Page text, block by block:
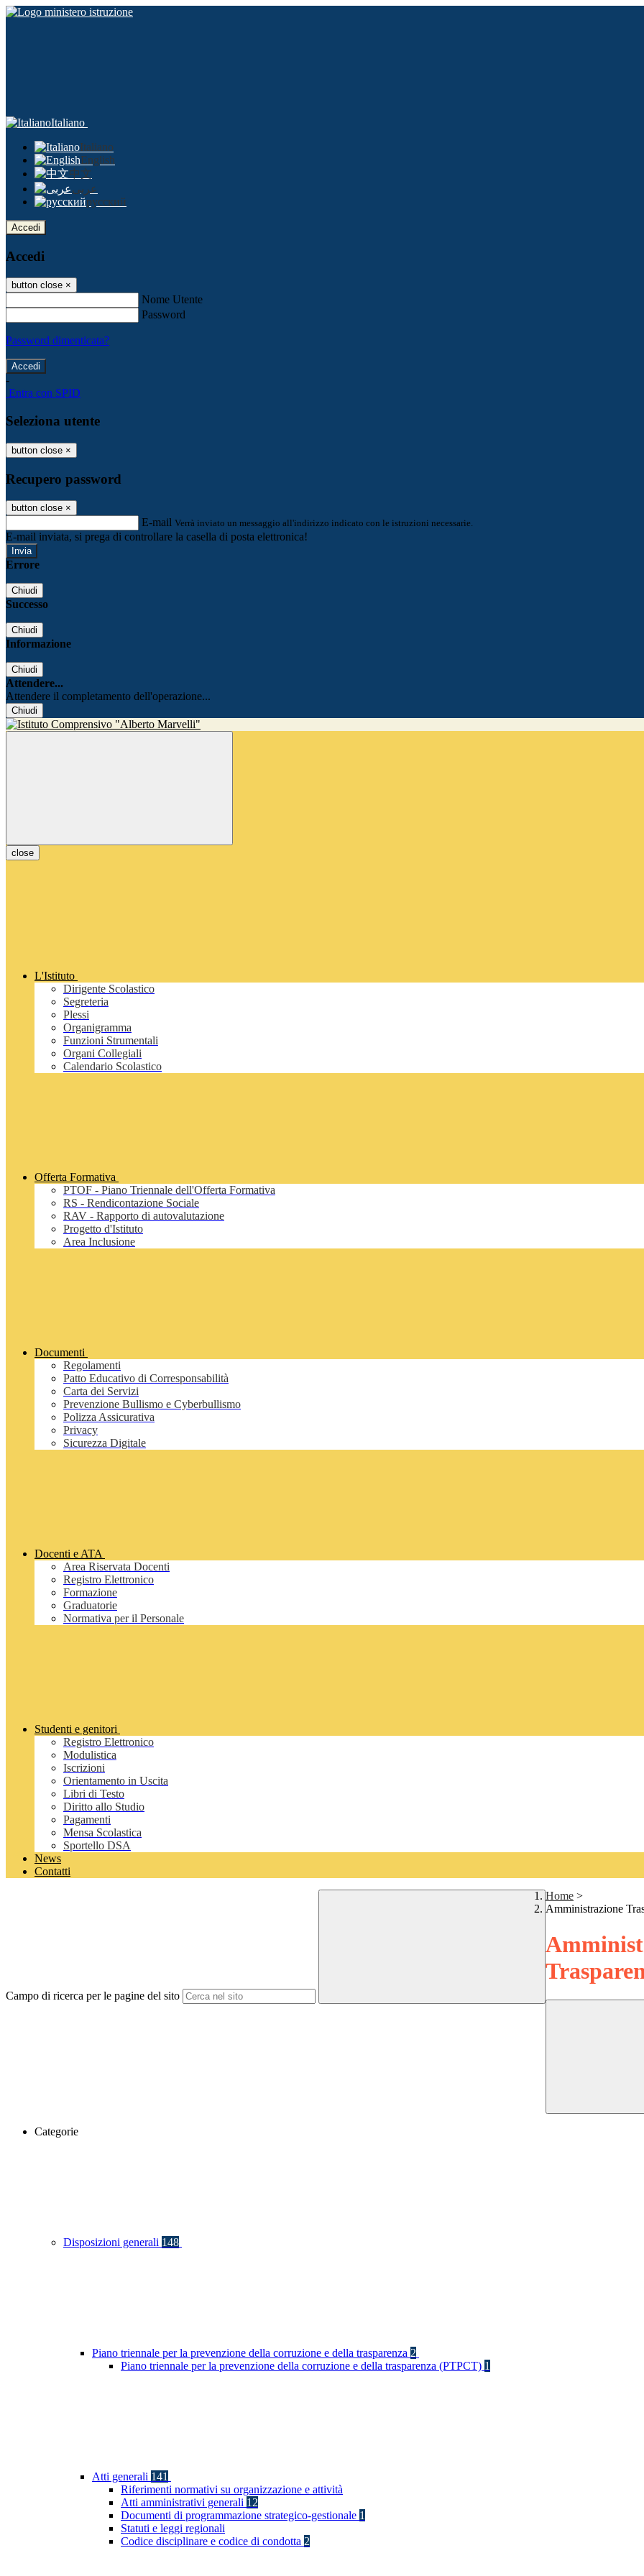
Italiano
Italiano
English
中文
عربى
русский
Accedi
Accedi
button close ×
Nome Utente
Password
Password dimenticata?
-
Entra con SPID
Seleziona utente
button close ×
Recupero password
button close ×
E-mail Verrà inviato un messaggio all'indirizzo indicato con le istruzioni necessarie.
E-mail inviata, si prega di controllare la casella di posta elettronica!
Errore
Chiudi
Successo
Chiudi
Informazione
Chiudi
Attendere...
Attendere il completamento dell'operazione...
Chiudi
close
L'Istituto
Dirigente Scolastico
Segreteria
Plessi
Organigramma
Funzioni Strumentali
Organi Collegiali
Calendario Scolastico
Offerta Formativa
PTOF - Piano Triennale dell'Offerta Formativa
RS - Rendicontazione Sociale
RAV - Rapporto di autovalutazione
Progetto d'Istituto
Area Inclusione
Documenti
Regolamenti
Patto Educativo di Corresponsabilità
Carta dei Servizi
Prevenzione Bullismo e Cyberbullismo
Polizza Assicurativa
Privacy
Sicurezza Digitale
Docenti e ATA
Area Riservata Docenti
Registro Elettronico
Formazione
Graduatorie
Normativa per il Personale
Studenti e genitori
Registro Elettronico
Modulistica
Iscrizioni
Orientamento in Uscita
Libri di Testo
Diritto allo Studio
Pagamenti
Mensa Scolastica
Sportello DSA
News
Contatti
Campo di ricerca per le pagine del sito
Home >
Amministrazione
Categorie
Disposizioni generali 148
Piano triennale per la prevenzione della corruzione e della trasparenza 2
Piano triennale per la prevenzione della corruzione e della trasparenza (PTPCT) 1
Atti generali 141
Riferimenti normativi su organizzazione e attività
Atti amministrativi generali 12
Documenti di programmazione strategico-gestionale 1
Statuti e leggi regionali
Codice disciplinare e codice di condotta 2